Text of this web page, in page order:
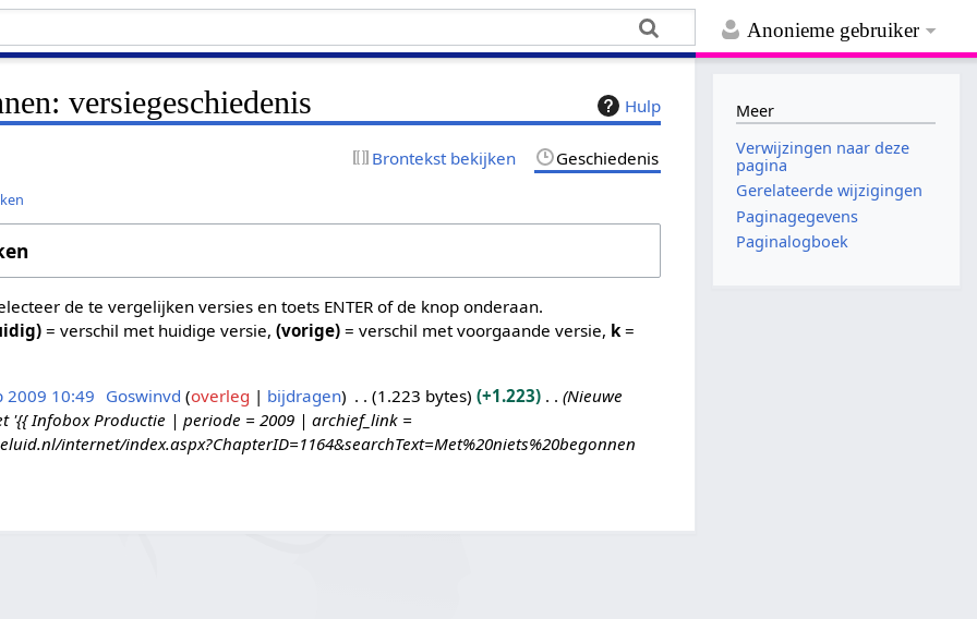
Anonieme gebruiker
Hulp
versiegeschiedenis
Brontekst bekijken Geschiedenis
de te vergelijken versies en toets ENTER of de knop onderaan.
= verschil met huidige versie,(vorige) = verschil met voorgaande versie, k =
2009 10:49 Goswinvd overleg bijdragen 1.223 bytes +1.223
Nieuwe
'{{ Infobox Productie | periode = 2009 | archief_link =
internet/index.aspx?ChapterID=1164&searchText=Met%20niets%20begonnen
Meer
Verwijzingen naar deze
pagina
Gerelateerde wijzigingen
Paginagegevens
Paginalogboek